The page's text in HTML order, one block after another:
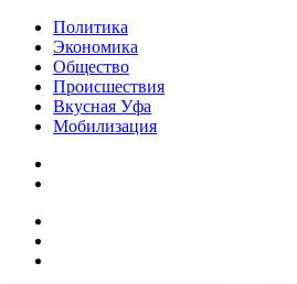
Политика
Экономика
Общество
Происшествия
Вкусная Уфа
Мобилизация